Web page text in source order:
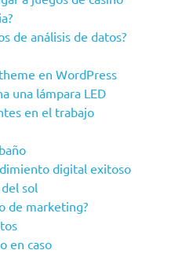
de análisis de datos?
en WordPress
una lámpara LED
en el trabajo
digital exitoso
sol
de marketing?
en caso